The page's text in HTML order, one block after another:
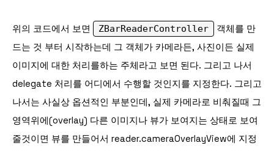
위의 코드에서 보면 ZBarReaderController
객체를 만
드는 것 부터 시작하는데 그 객체가 카메라든, 사진이든 실제
이미지에 대한 처리를하는 주체라고 보면 된다. 그리고 나서
delegate 처리를 어디에서 수행할 것인지를 지정한다. 그리고
나서는 사실상 옵션적인 부분인데, 실제 카메라로 비춰질때 그
영역위에(overlay) 다른 이미지나 뷰가 보여지는 상태로 보여
줄것이면 뷰를 만들어서 reader.cameraOverlayView에 지정